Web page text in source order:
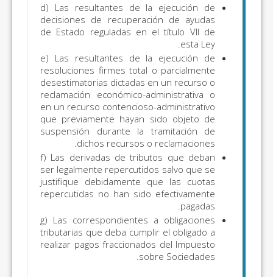
d) Las resultantes de la ejecución de
decisiones de recuperación de ayudas
de Estado reguladas en el título VII de
esta Ley.
e) Las resultantes de la ejecución de
resoluciones firmes total o parcialmente
desestimatorias dictadas en un recurso o
reclamación económico-administrativa o
en un recurso contencioso-administrativo
que previamente hayan sido objeto de
suspensión durante la tramitación de
dichos recursos o reclamaciones.
f) Las derivadas de tributos que deban
ser legalmente repercutidos salvo que se
justifique debidamente que las cuotas
repercutidas no han sido efectivamente
pagadas.
g) Las correspondientes a obligaciones
tributarias que deba cumplir el obligado a
realizar pagos fraccionados del Impuesto
sobre Sociedades.